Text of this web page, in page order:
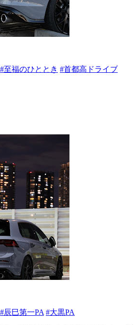
#至福のひととき #首都高ドライブ
#辰巳第一PA #大黒PA